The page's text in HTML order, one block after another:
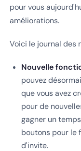
pour vous
améliorations.
Voici le journal des
Nouvelle
pouvez
que vous avez
pour de
gagner un
boutons pour le
d'invite.